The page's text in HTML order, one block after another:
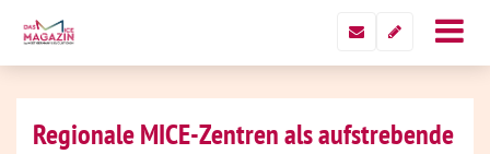
Regionale MICE-Zentren als aufstrebende